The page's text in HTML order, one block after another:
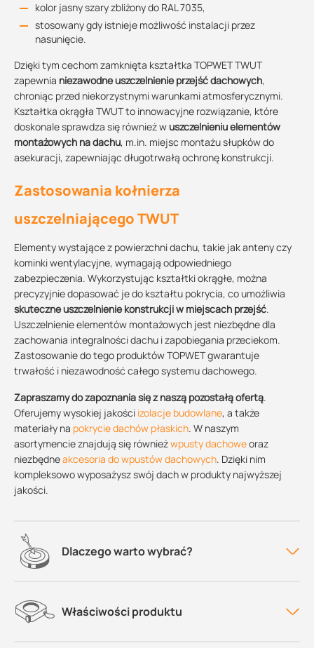
kolor jasny szary zbliżony do RAL 7035,
stosowany gdy istnieje możliwość instalacji przez
nasunięcie.
Dzięki tym cechom zamknięta kształtka TOPWET TWUT
zapewnia niezawodne uszczelnienie przejść dachowych,
chroniąc przed niekorzystnymi warunkami atmosferycznymi.
Kształtka okrągła TWUT to innowacyjne rozwiązanie, które
doskonale sprawdza się również wuszczelnieniu elementów
montażowych na dachu, m.in. miejsc montażu słupków do
asekuracji, zapewniając długotrwałą ochronę konstrukcji.
Zastosowania kołnierza
uszczelniającego TWUT
Elementy wystające z powierzchni dachu, takie jak anteny czy
kominki wentylacyjne, wymagają odpowiedniego
zabezpieczenia. Wykorzystując kształtki okrągłe, można
precyzyjnie dopasować je do kształtu pokrycia, co umożliwia
skuteczne uszczelnienie konstrukcji w miejscach przejść.
Uszczelnienie elementów montażowych jest niezbędne dla
zachowania integralności dachu i zapobiegania przeciekom.
Zastosowanie do tego produktów TOPWET gwarantuje
trwałość i niezawodność całego systemu dachowego.
Zapraszamy do zapoznania się z naszą pozostałą ofertą.
Oferujemy wysokiej jakości izolacje budowlane, a także
materiały na pokrycie dachów płaskich. W naszym
asortymencie znajdują się równieżwpusty dachoweoraz
niezbędneakcesoria do wpustów dachowych. Dzięki nim
kompleksowo wyposażysz swój dach w produkty najwyższej
jakości.
Dlaczego warto wybrać?
Właściwości produktu